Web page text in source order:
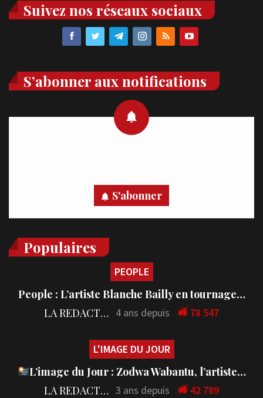
Suivez nos réseaux sociaux
S’abonner aux notifications
S'abonner
Populaires
PEOPLE
People : L’artiste Blanche Bailly en tournage…
LA REDACTION 4 ans depuis 78 547
L'IMAGE DU JOUR
L’image du Jour : Zodwa Wabantu, l’artiste…
LA REDACTION 3 ans depuis 42 789